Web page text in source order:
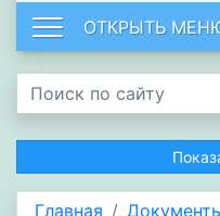
ОТКРЫТЬ
Главная